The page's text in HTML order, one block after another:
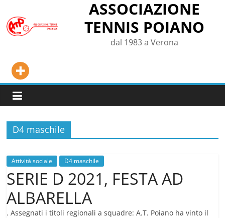
contenuto
ASSOCIAZIONE
TENNIS POIANO
dal 1983 a Verona
D4 maschile
Attività sociale D4 maschile
SERIE D 2021, FESTA AD
ALBARELLA
. Assegnati i titoli regionali a squadre: A.T. Poiano ha vinto il